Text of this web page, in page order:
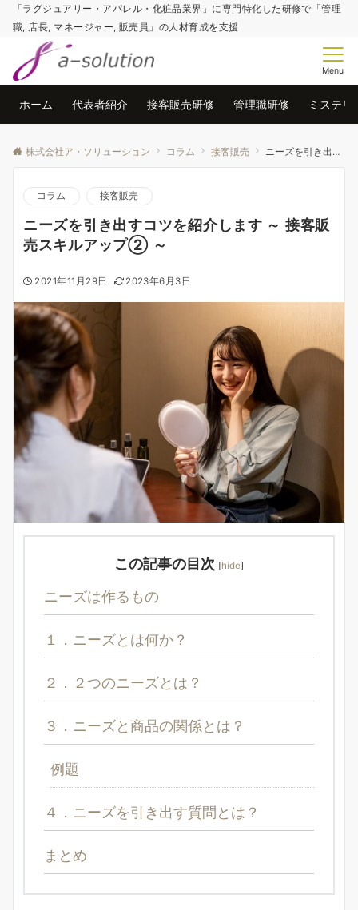
「ラグジュアリー・アパレル・化粧品業界」に専門特化した研修で「管理
職, 店長, マネージャー, 販売員」の人材育成を支援
Menu
ホーム 代表者紹介 接客販売研修 管理職研修 ミステリ
株式会社ア・ソリューション コラム 接客販売 ニーズを引き出すコツを紹介します ～ 接客販売スキルアップ② ～
コラム 接客販売
ニーズを引き出すコツを紹介します ～ 接客販
売スキルアップ② ～
2021年11月29日 2023年6月3日
この記事の目次 [hide]
ニーズは作るもの
１．ニーズとは何か？
２．２つのニーズとは？
３．ニーズと商品の関係とは？
例題
４．ニーズを引き出す質問とは？
まとめ